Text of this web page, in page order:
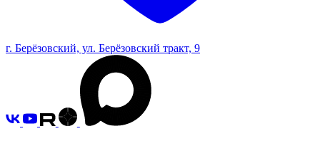
г. Берёзовский, ул. Берёзовский тракт, 9